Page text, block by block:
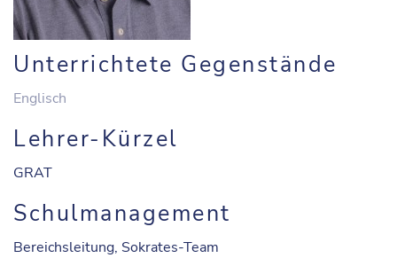
Unterrichtete Gegenstände
Englisch
Lehrer-Kürzel
GRAT
Schulmanagement
Bereichsleitung, Sokrates-Team